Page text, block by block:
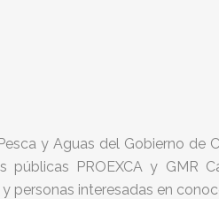
y Aguas del Gobierno de
públicas PROEXCA y GMR
personas interesadas en